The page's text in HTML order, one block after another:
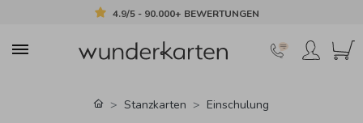
4.9/5 - 90.000+ BEWERTUNGEN
Stanzkarten Einschulung